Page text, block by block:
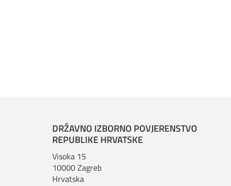
DRŽAVNO IZBORNO POVJERENSTVO
REPUBLIKE HRVATSKE
Visoka 15
10000 Zagreb
Hrvatska